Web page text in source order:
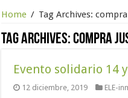
Home / Tag Archives:
Tag Archives:compra
Evento solidario 14
12 diciembre, 2019 ELE-